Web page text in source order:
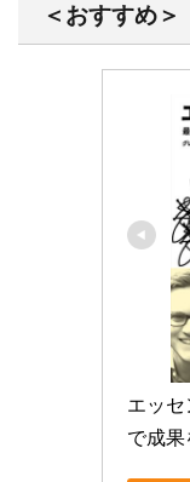
＜おすすめ＞
エッセ
で成果